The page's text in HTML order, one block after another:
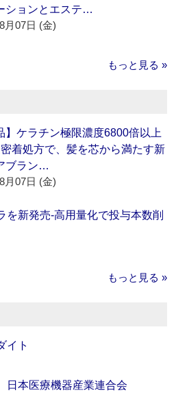
ションとエステ…
月07日 (金)
もっと見る »
】ケラチン極限濃度6800倍以上
着処方で、髪を芯から満たす新
ブラン…
月07日 (金)
を新発売‐高用量化で投与本数削
もっと見る »
イト
本医療機器産業連合会